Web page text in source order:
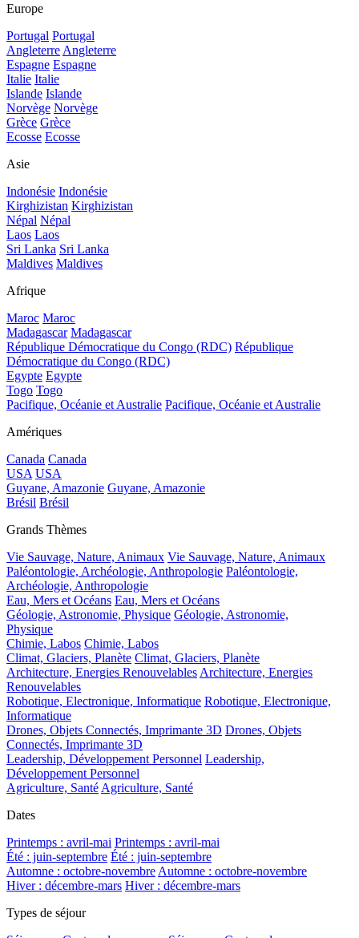
Europe
Portugal Portugal
Angleterre Angleterre
Espagne Espagne
Italie Italie
Islande Islande
Norvège Norvège
Grèce Grèce
Ecosse Ecosse
Asie
Indonésie Indonésie
Kirghizistan Kirghizistan
Népal Népal
Laos Laos
Sri Lanka Sri Lanka
Maldives Maldives
Afrique
Maroc Maroc
Madagascar Madagascar
République Démocratique du Congo (RDC) République
Démocratique du Congo (RDC)
Egypte Egypte
Togo Togo
Pacifique, Océanie et Australie Pacifique, Océanie et Australie
Amériques
Canada Canada
USA USA
Guyane, Amazonie Guyane, Amazonie
Brésil Brésil
Grands Thèmes
Vie Sauvage, Nature, Animaux Vie Sauvage, Nature, Animaux
Paléontologie, Archéologie, Anthropologie Paléontologie,
Archéologie, Anthropologie
Eau, Mers et Océans Eau, Mers et Océans
Géologie, Astronomie, Physique Géologie, Astronomie,
Physique
Chimie, Labos Chimie, Labos
Climat, Glaciers, Planète Climat, Glaciers, Planète
Architecture, Energies Renouvelables Architecture, Energies
Renouvelables
Robotique, Electronique, Informatique Robotique, Electronique,
Informatique
Drones, Objets Connectés, Imprimante 3D Drones, Objets
Connectés, Imprimante 3D
Leadership, Développement Personnel Leadership,
Développement Personnel
Agriculture, Santé Agriculture, Santé
Dates
Printemps : avril-mai Printemps : avril-mai
Été : juin-septembre Été : juin-septembre
Automne : octobre-novembre Automne : octobre-novembre
Hiver : décembre-mars Hiver : décembre-mars
Types de séjour